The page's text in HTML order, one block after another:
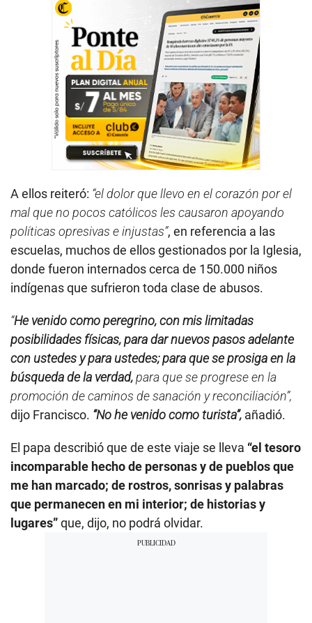
A ellos reiteró: “el dolor que llevo en el corazón por el
mal que no pocos católicos les causaron apoyando
políticas opresivas e injustas”, en referencia a las
escuelas, muchos de ellos gestionados por la Iglesia,
donde fueron internados cerca de 150.000 niños
indígenas que sufrieron toda clase de abusos.
“He venido como peregrino, con mis limitadas
posibilidades físicas, para dar nuevos pasos adelante
con ustedes y para ustedes; para que se prosiga en la
búsqueda de la verdad,para que se progrese en la
promoción de caminos de sanación y reconciliación”,
dijo Francisco. “No he venido como turista”, añadió.
El papa describió que de este viaje se lleva “el tesoro
incomparable hecho de personas y de pueblos que
me han marcado; de rostros, sonrisas y palabras
que permanecen en mi interior; de historias y
lugares”que, dijo, no podrá olvidar.